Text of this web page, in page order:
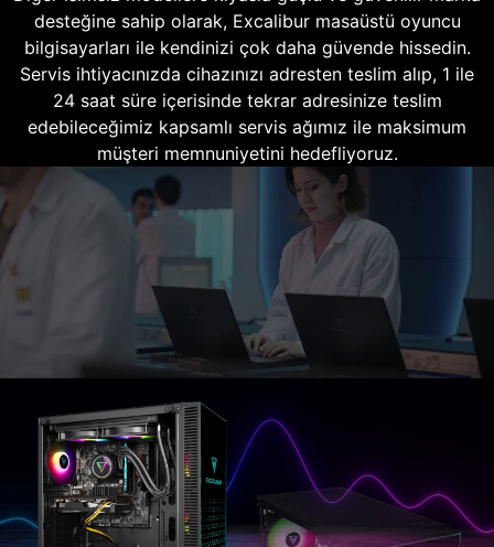
desteğine sahip olarak, Excalibur masaüstü oyuncu
bilgisayarları ile kendinizi çok daha güvende hissedin.
Servis ihtiyacınızda cihazınızı adresten teslim alıp, 1 ile
24 saat süre içerisinde tekrar adresinize teslim
edebileceğimiz kapsamlı servis ağımız ile maksimum
müşteri memnuniyetini hedefliyoruz.